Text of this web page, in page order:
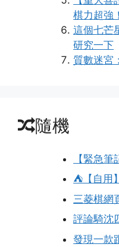
棋力超強！
這個七芒
研究一下
質數迷宮
隨機
【緊急
⛺【自用
三菱棋網
評論騎沈
發現一款